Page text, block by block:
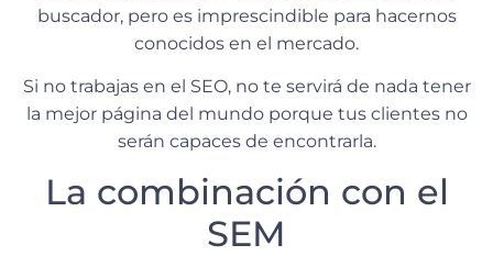
buscador, pero es imprescindible para hacernos
conocidos en el mercado.
Si no trabajas en el SEO, no te servirá de nada tener
la mejor página del mundo porque tus clientes no
serán capaces de encontrarla.
La combinación con el
SEM